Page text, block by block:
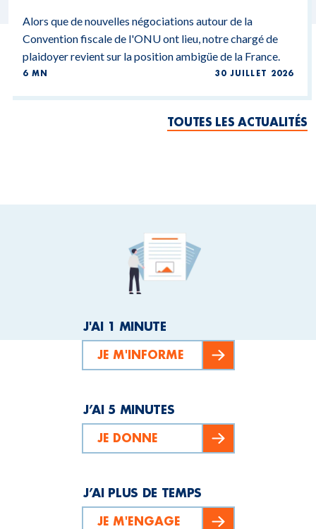
Alors que de nouvelles négociations autour de la
Convention fiscale de l'ONU ont lieu, notre chargé de
plaidoyer revient sur la position ambigüe de la France.
6 MN 30 JUILLET 2026
TOUTES LES ACTUALITÉS
J'AI 1 MINUTE
JE M'INFORME
J’AI 5 MINUTES
JE DONNE
J’AI PLUS DE TEMPS
JE M'ENGAGE